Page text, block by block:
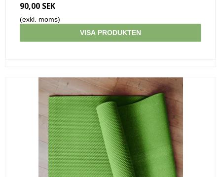
90,00 SEK
(exkl. moms)
VISA PRODUKTEN